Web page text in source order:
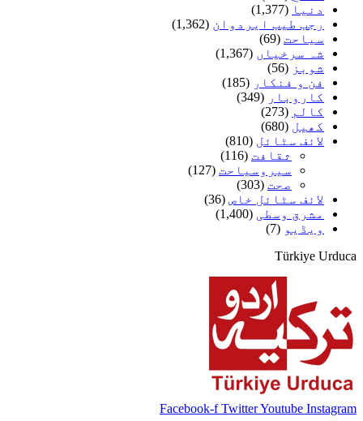
دنیا (1,377)
رجب طیب ایردوان (1,362)
سیاحت (69)
شہ سرخیاں (1,367)
شوبز (56)
فن و فنکار (185)
کاروبار (349)
کالم (273)
کھیل (680)
لائف سٹائل (810)
ثقافت (116)
سیروسیاحت (127)
صحت (303)
لائف سٹائل خاص (36)
مشرق وسطی (1,400)
ویڈیو (7)
Türkiye Urduca
Facebook-f TwitterYoutube Instagram